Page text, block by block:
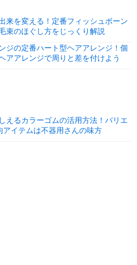
来を変える！定番フィッシュボーン
束のほぐし方をじっくり解説
ジの定番ハート型ヘアアレンジ！個
アアレンジで周りと差を付けよう
えるカラーゴムの活用方法！バリエ
アイテムは不器用さんの味方